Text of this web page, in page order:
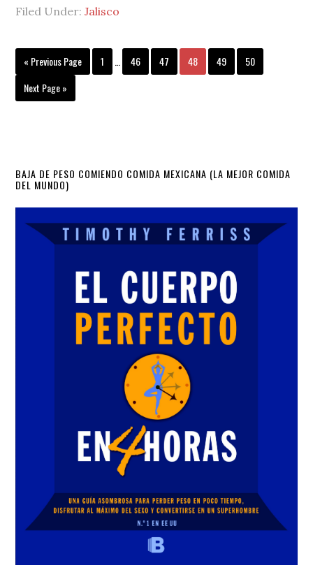
Filed Under:Jalisco
« Go
Previous Page Page
1
Interim
pages
Page
46 Page
47 Page
48 Page
49 Page
50
Go
to
Next Page »
Primary
Sidebar
BAJA DE PESO COMIENDO COMIDA MEXICANA (LA MEJOR COMIDA
DEL MUNDO)